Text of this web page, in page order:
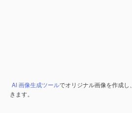
AI 画像生成ツールでオリジナル画像を作成し、
きます。